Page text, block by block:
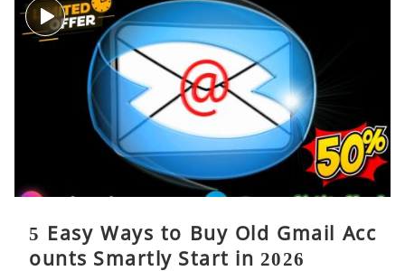
5 Easy Ways to Buy Old Gmail Acc
ounts Smartly Start in 2026